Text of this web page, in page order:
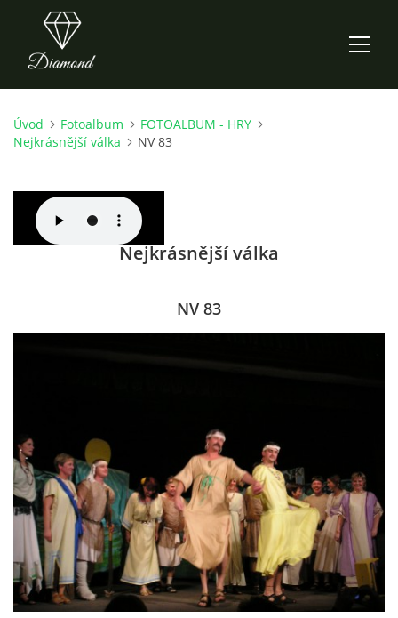
ÚVOD
O NÁS
HRY OD ROKU 1973
VIDEOZÁZNAMY Z HER
FOTOALBUM
ČLENOVÉ - SOUČASNOST
Úvod Fotoalbum
FOTOALBUM - HRY
Nejkrásnější válka
NV 83
Nejkrásnější válka
NV 83